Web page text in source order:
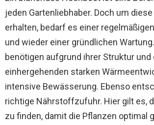
jeden Gartenliebhaber. Doch um
erhalten, bedarf es einer
und wieder einer gründlichen
benötigen aufgrund ihrer Struktur und
einhergehenden starken
intensive Bewässerung. Ebenso
richtige Nährstoffzufuhr. Hier gilt es,
zu finden, damit die Pflanzen optimal